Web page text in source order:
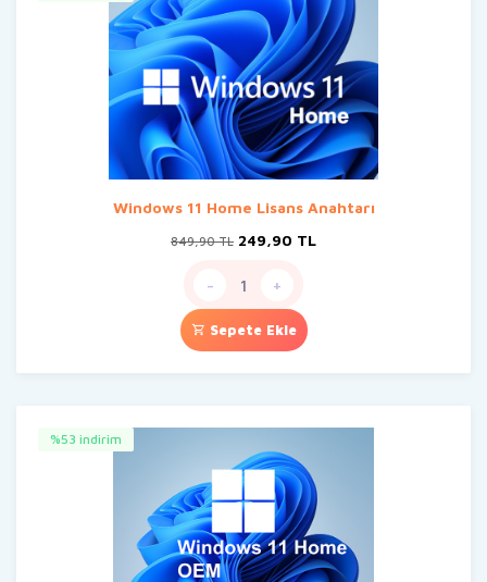
Windows 11 Home Lisans Anahtarı
849,90TL Orijinal
249,90 TLŞu
- +
Sepete Ekle
%53 indirim